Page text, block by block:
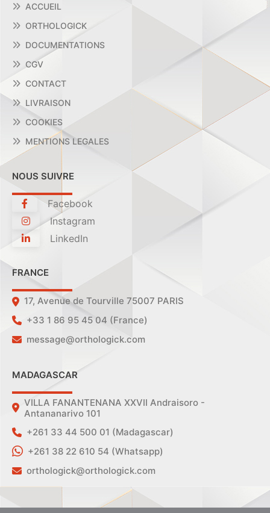
ACCUEIL
ORTHOLOGICK
DOCUMENTATIONS
CGV
CONTACT
LIVRAISON
COOKIES
MENTIONS LEGALES
NOUS SUIVRE
Facebook
Instagram
LinkedIn
FRANCE
17, Avenue de Tourville 75007 PARIS
+33 1 86 95 45 04 (France)
message@orthologick.com
MADAGASCAR
VILLA FANANTENANA XXVII Andraisoro -
Antananarivo 101
+261 33 44 500 01 (Madagascar)
+261 38 22 610 54 (Whatsapp)
orthologick@orthologick.com